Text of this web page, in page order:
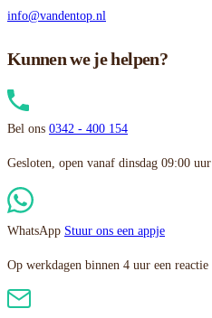
info@vandentop.nl
Kunnen we je helpen?
Bel ons 0342 - 400 154
Gesloten, open vanaf dinsdag 09:00 uur
WhatsApp Stuur ons een appje
Op werkdagen binnen 4 uur een reactie